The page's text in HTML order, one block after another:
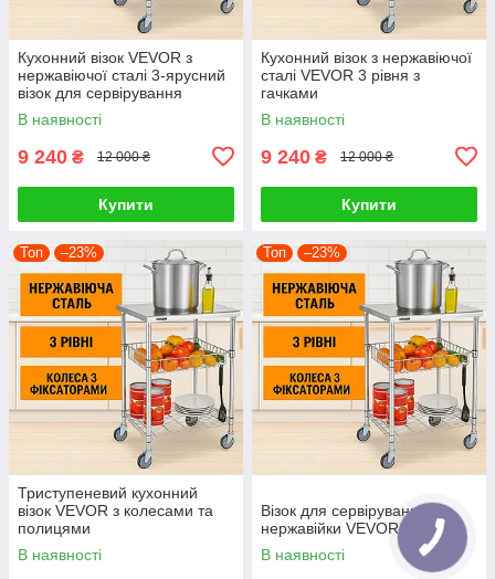
Кухонний візок VEVOR з
нержавіючої сталі 3-ярусний
візок для сервірування
ємністю 213.2 кг
лабораторний візок
В наявності
9 240 ₴ 12 000 ₴
Купити
Кухонний візок з нержавіючої
сталі VEVOR 3 рівня з
гачками
В наявності
9 240 ₴ 12 000 ₴
Купити
Топ –23%
Триступеневий кухонний
візок VEVOR з колесами та
полицями
В наявності
Топ –23%
Візок для сервірування з
нержавійки VEVOR 3 полиці
В наявності